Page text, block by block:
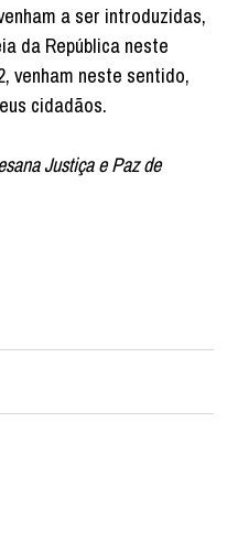
a ser introduzidas,
da República neste
venham neste sentido,
cidadãos.
Justiça e Paz de